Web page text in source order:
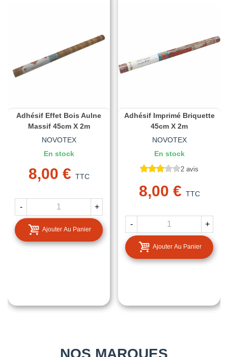
Adhésif Effet Bois Aulne
Massif 45cm X 2m
NOVOTEX
En stock
8,00 € TTC
- +
Ajouter Au Panier
Adhésif Imprimé Briquette
45cm X 2m
NOVOTEX
En stock
2 avis
8,00 € TTC
- +
Ajouter Au Panier
NOS MARQUES